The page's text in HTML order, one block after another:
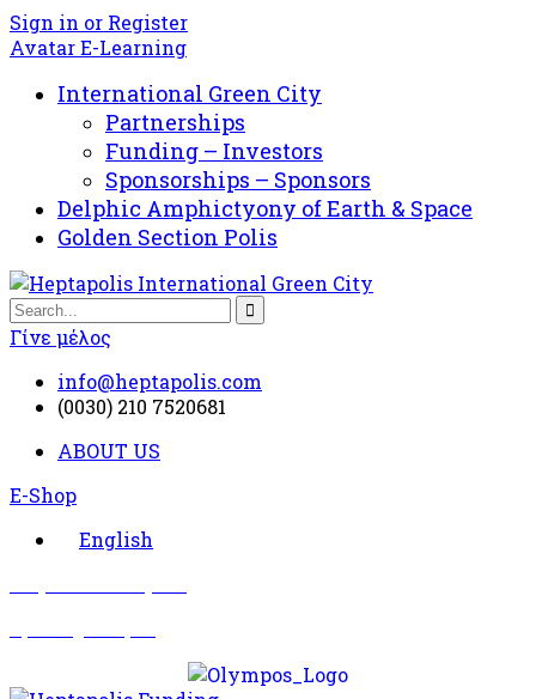
Sign in or Register
Avatar E-Learning
International Green City
Partnerships
Funding – Investors
Sponsorships – Sponsors
Delphic Amphictyony of Earth & Space
Golden Section Polis
Γίνε μέλος
info@heptapolis.com
(0030) 210 7520681
ABOUT US
E-Shop
English